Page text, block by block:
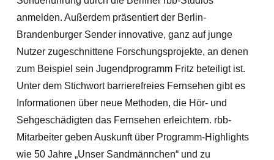
anmelden. Außerdem präsentiert der Berlin-
Brandenburger Sender innovative, ganz auf junge
Nutzer zugeschnittene Forschungsprojekte, an denen
zum Beispiel sein Jugendprogramm Fritz beteiligt ist.
Unter dem Stichwort barrierefreies Fernsehen gibt es
Informationen über neue Methoden, die Hör- und
Sehgeschädigten das Fernsehen erleichtern. rbb-
Mitarbeiter geben Auskunft über Programm-Highlights
wie 50 Jahre „Unser Sandmännchen“ und zu